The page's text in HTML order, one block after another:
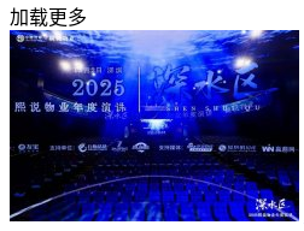
加载更多